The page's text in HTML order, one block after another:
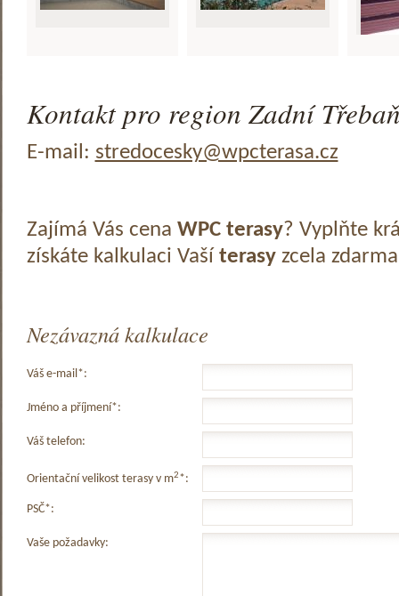
Kontakt pro region Zadní
E-mail: stredocesky@wpcterasa.cz
Zajímá Vás cena WPC terasy? Vyplňte
získáte kalkulaci Vaší terasyzcela
Nezávazná kalkulace
Váš e-mail*:
Jméno a příjmení*:
Váš telefon:
Orientační velikost terasy v m2*:
PSČ*:
Vaše požadavky: